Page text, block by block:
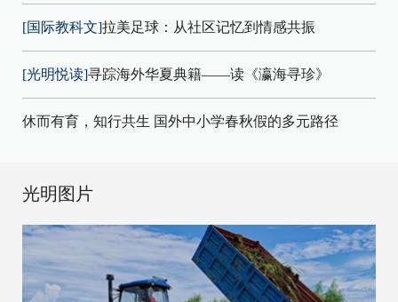
[国际教科文]拉美足球：从社区记忆到情感共振
[光明悦读]寻踪海外华夏典籍——读《瀛海寻珍》
休而有育，知行共生 国外中小学春秋假的多元路径
光明图片